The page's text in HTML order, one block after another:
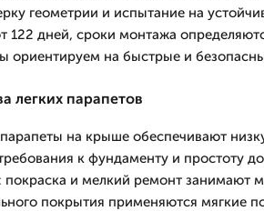
геометрии и испытание на
122 дней, сроки монтажа
ориентируем на быстрые и
легких парапетов
на крыше обеспечивают
к фундаменту и простоту
покраска и мелкий ремонт занимают
покрытия применяются мягкие